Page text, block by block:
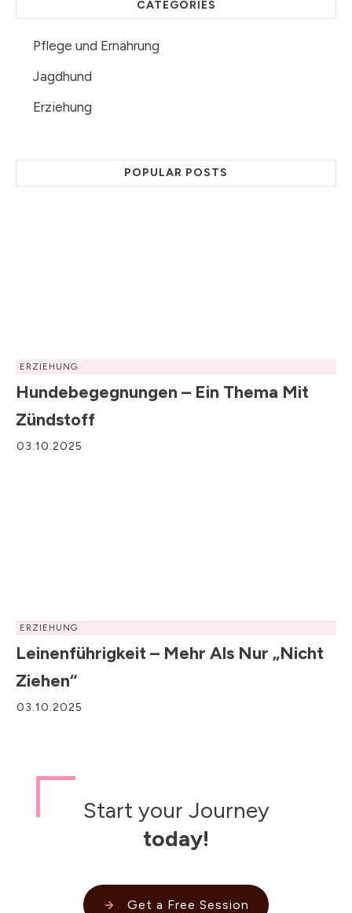
CATEGORIES
Pflege und Ernährung
Jagdhund
Erziehung
POPULAR POSTS
ERZIEHUNG
Hundebegegnungen – Ein Thema Mit
Zündstoff
03.10.2025
ERZIEHUNG
Leinenführigkeit – Mehr Als Nur „nicht
Ziehen“
03.10.2025
Start your Journey
today!
Get a Free Session